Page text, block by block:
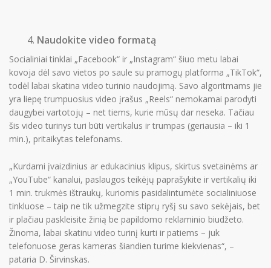
Naudokite video formatą
Socialiniai tinklai „Facebook“ ir „Instagram“ šiuo metu labai
kovoja dėl savo vietos po saule su pramogų platforma „TikTok“,
todėl labai skatina video turinio naudojimą. Savo algoritmams jie
yra liepę trumpuosius video įrašus „Reels“ nemokamai parodyti
daugybei vartotojų – net tiems, kurie mūsų dar neseka. Tačiau
šis video turinys turi būti vertikalus ir trumpas (geriausia – iki 1
min.), pritaikytas telefonams.
„Kurdami įvaizdinius ar edukacinius klipus, skirtus svetainėms ar
„YouTube“ kanalui, paslaugos teikėjų paprašykite ir vertikalių iki
1 min. trukmės ištraukų, kuriomis pasidalintumėte socialiniuose
tinkluose – taip ne tik užmegzite stiprų ryšį su savo sekėjais, bet
ir plačiau paskleisite žinią be papildomo reklaminio biudžeto.
Žinoma, labai skatinu video turinį kurti ir patiems – juk
telefonuose geras kameras šiandien turime kiekvienas“, –
pataria D. Širvinskas.